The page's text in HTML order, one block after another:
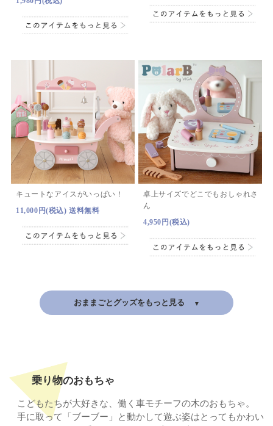
キュートなアイスがいっぱい！
11,000円(税込) 送料無料
卓上サイズでどこでもおしゃれさ
ん
4,950円(税込)
おままごとグッズをもっと見る
乗り物のおもちゃ
こどもたちが大好きな、働く車モチーフの木のおもちゃ。
手に取って「ブーブー」と動かして遊ぶ姿はとってもかわい